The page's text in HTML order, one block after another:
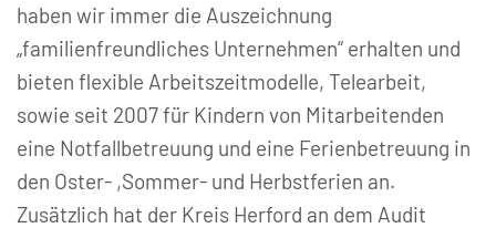
haben wir immer die Auszeichnung
„familienfreundliches Unternehmen“ erhalten und
bieten flexible Arbeitszeitmodelle, Telearbeit,
sowie seit 2007 für Kindern von Mitarbeitenden
eine Notfallbetreuung und eine Ferienbetreuung in
den Oster- ,Sommer- und Herbstferien an.
Zusätzlich hat der Kreis Herford an dem Audit